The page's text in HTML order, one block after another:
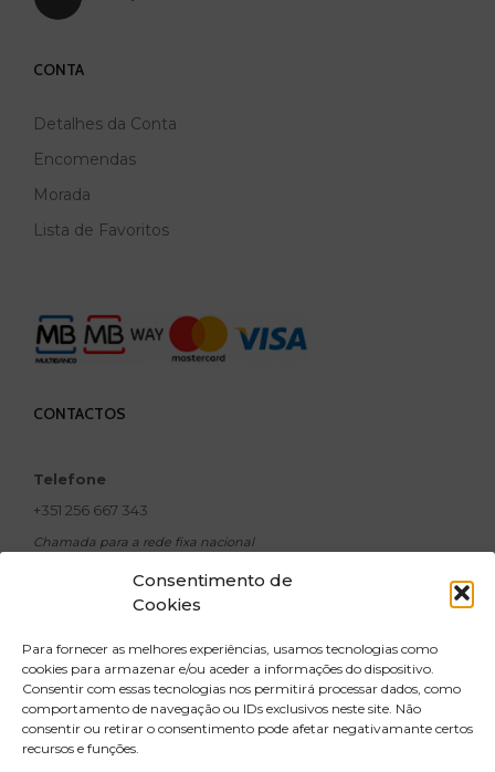
Consentimento de
Cookies
Para fornecer as melhores experiências, usamos tecnologias como
cookies para armazenar e/ou aceder a informações do dispositivo.
Consentir com essas tecnologias nos permitirá processar dados, como
comportamento de navegação ou IDs exclusivos neste site. Não
consentir ou retirar o consentimento pode afetar negativamante certos
recursos e funções.
CONTA
Detalhes da Conta
Encomendas
Morada
Lista de Favoritos
CONTACTOS
Telefone
+351 256 667 343
Chamada para a rede fixa nacional
geral@xavicosmeticos.com
R. Doutor Silva Pinto,
no 500, Santiago do Riba UL 3720-502
Oliveira de Azeméis